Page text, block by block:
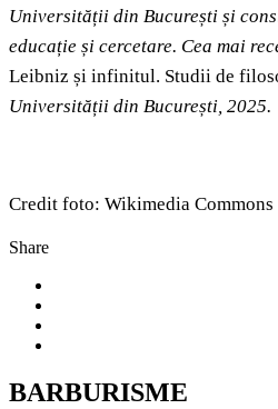
Universității din București și
educație și cercetare. Cea mai
Leibniz și infinitul. Studii de
Universității din București, 2025.
Credit foto: Wikimedia Commons
Share
BARBURISME